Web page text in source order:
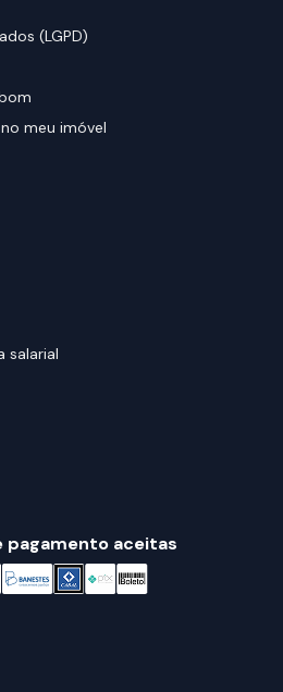
(LGPD)
meu imóvel
salarial
pagamento aceitas